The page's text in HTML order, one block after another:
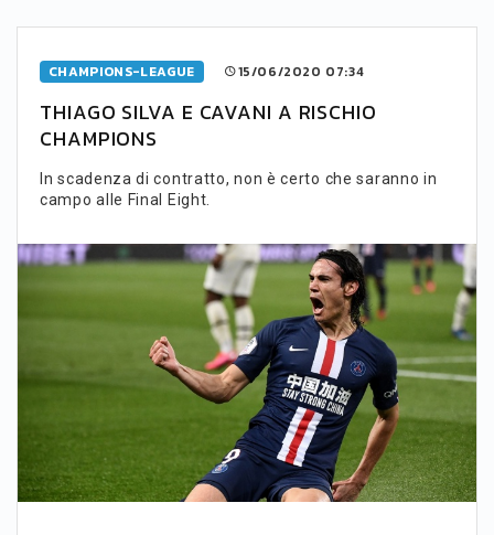
CHAMPIONS-LEAGUE 15/06/2020 07:34
THIAGO SILVA E CAVANI A RISCHIO
CHAMPIONS
In scadenza di contratto, non è certo che saranno in
campo alle Final Eight.